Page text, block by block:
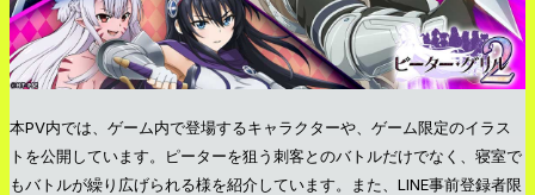
本PV内では、ゲーム内で登場するキャラクターや、ゲーム限定のイラス
トを公開しています。ピーターを狙う刺客とのバトルだけでなく、寝室で
もバトルが繰り広げられる様を紹介しています。また、LINE事前登録者限